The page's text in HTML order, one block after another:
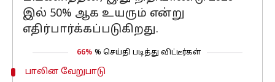
இல் 50% ஆக உயரும் என்று
எதிர்பார்க்கப்படுகிறது.
66% % செய்தி படித்து விட்டீர்கள்
பாலின வேறுபாடு